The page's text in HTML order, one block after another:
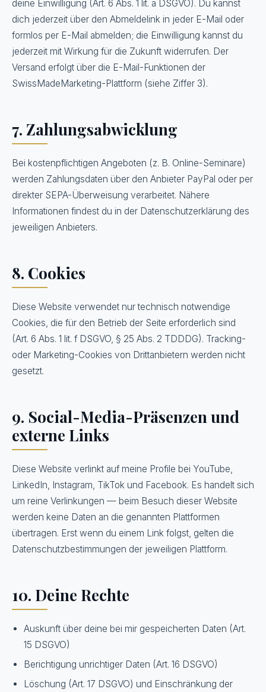
deine Einwilligung (Art. 6 Abs. 1 lit. a DSGVO). Du kannst
dich jederzeit über den Abmeldelink in jeder E-Mail oder
formlos per E-Mail abmelden; die Einwilligung kannst du
jederzeit mit Wirkung für die Zukunft widerrufen. Der
Versand erfolgt über die E-Mail-Funktionen der
SwissMadeMarketing-Plattform (siehe Ziffer 3).
7. Zahlungsabwicklung
Bei kostenpflichtigen Angeboten (z. B. Online-Seminare)
werden Zahlungsdaten über den Anbieter PayPal oder per
direkter SEPA-Überweisung verarbeitet. Nähere
Informationen findest du in der Datenschutzerklärung des
jeweiligen Anbieters.
8. Cookies
Diese Website verwendet nur technisch notwendige
Cookies, die für den Betrieb der Seite erforderlich sind
(Art. 6 Abs. 1 lit. f DSGVO, § 25 Abs. 2 TDDDG). Tracking-
oder Marketing-Cookies von Drittanbietern werden nicht
gesetzt.
9. Social-Media-Präsenzen und
externe Links
Diese Website verlinkt auf meine Profile bei YouTube,
LinkedIn, Instagram, TikTok und Facebook. Es handelt sich
um reine Verlinkungen — beim Besuch dieser Website
werden keine Daten an die genannten Plattformen
übertragen. Erst wenn du einem Link folgst, gelten die
Datenschutzbestimmungen der jeweiligen Plattform.
10. Deine Rechte
Auskunft über deine bei mir gespeicherten Daten (Art.
15 DSGVO)
Berichtigung unrichtiger Daten (Art. 16 DSGVO)
Löschung (Art. 17 DSGVO) und Einschränkung der